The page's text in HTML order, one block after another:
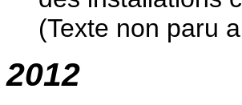
(Texte non paru
2012